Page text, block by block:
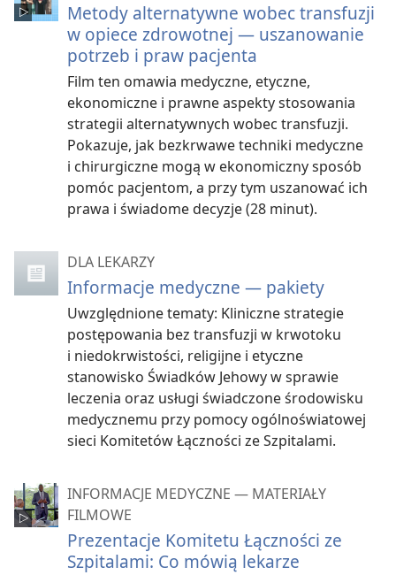
Metody alternatywne wobec transfuzji
w opiece zdrowotnej — uszanowanie
potrzeb i praw pacjenta
Film ten omawia medyczne, etyczne,
ekonomiczne i prawne aspekty stosowania
strategii alternatywnych wobec transfuzji.
Pokazuje, jak bezkrwawe techniki medyczne
i chirurgiczne mogą w ekonomiczny sposób
pomóc pacjentom, a przy tym uszanować ich
prawa i świadome decyzje (28 minut).
DLA LEKARZY
Informacje medyczne — pakiety
Uwzględnione tematy: Kliniczne strategie
postępowania bez transfuzji w krwotoku
i niedokrwistości, religijne i etyczne
stanowisko Świadków Jehowy w sprawie
leczenia oraz usługi świadczone środowisku
medycznemu przy pomocy ogólnoświatowej
sieci Komitetów Łączności ze Szpitalami.
INFORMACJE MEDYCZNE — MATERIAŁY
FILMOWE
Prezentacje Komitetu Łączności ze
Szpitalami: Co mówią lekarze